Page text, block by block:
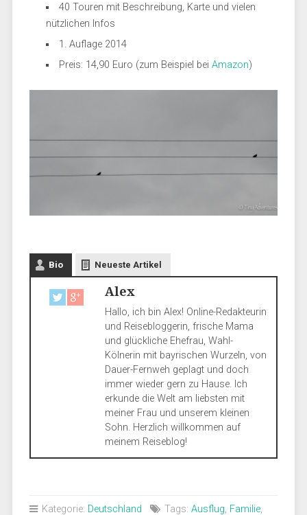
40 Touren mit Beschreibung, Karte und vielen
nützlichen Infos
1. Auflage 2014
Preis: 14,90 Euro (zum Beispiel beiAmazon)
Bio Neueste Artikel
Alex
Hallo, ich bin Alex! Online-Redakteurin
und Reisebloggerin, frische Mama
und glückliche Ehefrau, Wahl-
Kölnerin mit bayrischen Wurzeln, von
Dauer-Fernweh geplagt und doch
immer wieder gern zu Hause. Ich
erkunde die Welt am liebsten mit
meiner Frau und unserem kleinen
Sohn. Herzlich willkommen auf
meinem Reiseblog!
Kategorie: Deutschland Tags: Ausflug, Familie,